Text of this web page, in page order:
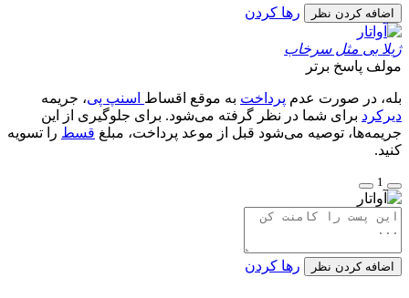
اضافه کردن نظر رها کردن
ژیلا بی مثل سرخاب
مولف پاسخ برتر
بله، در صورت عدم پرداخت به موقع اقساط اسنپ پی، جریمه
دیرکرد برای شما در نظر گرفته می‌شود. برای جلوگیری از این
جریمه‌ها، توصیه می‌شود قبل از موعد پرداخت، مبلغ قسط را تسویه
کنید.
1
اضافه کردن نظر رها کردن